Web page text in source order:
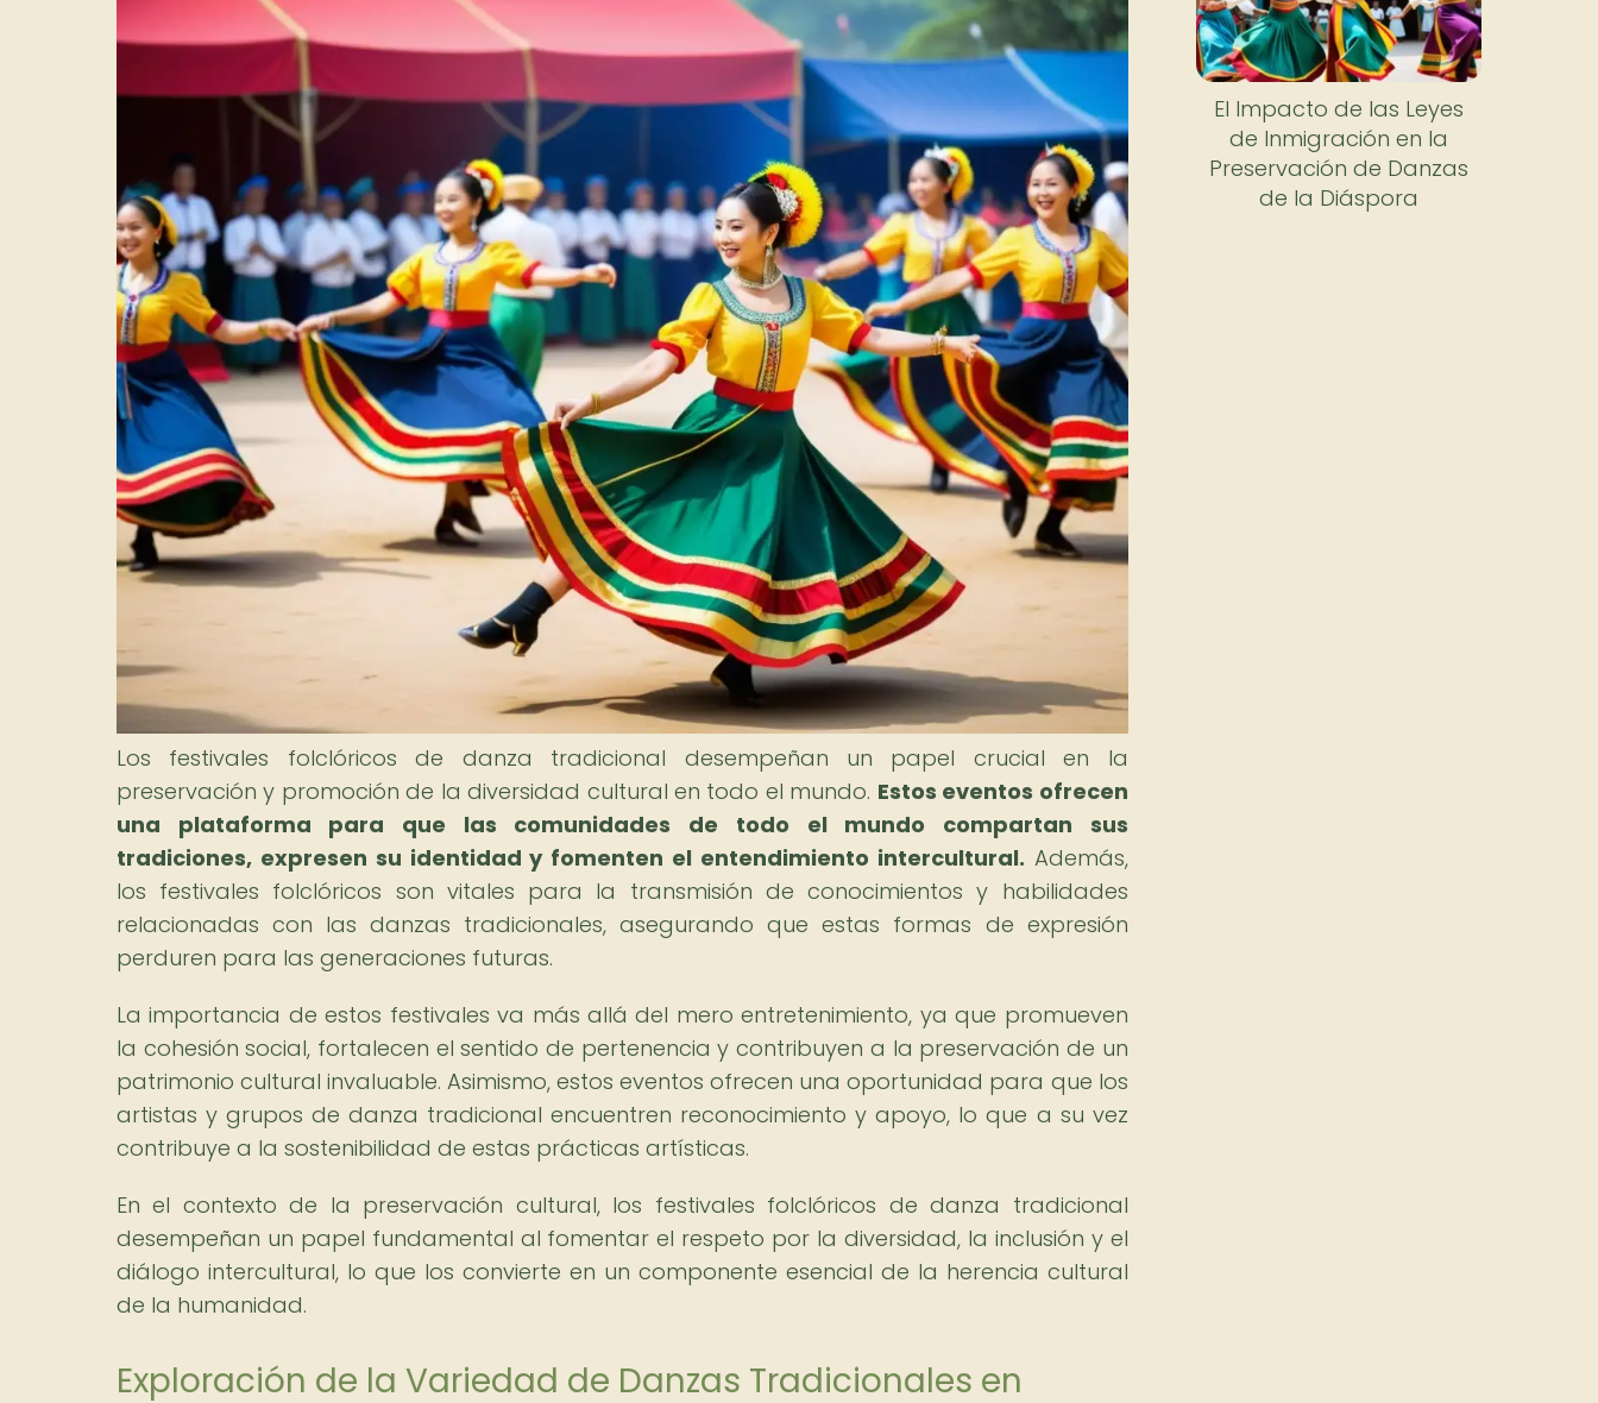
Los festivales folclóricos de danza tradicional desempeñan un papel crucial en la
preservación y promoción de la diversidad cultural en todo el mundo. Estos eventos ofrecen
una plataforma para que las comunidades de todo el mundo compartan sus
tradiciones, expresen su identidad y fomenten el entendimiento intercultural. Además,
los festivales folclóricos son vitales para la transmisión de conocimientos y habilidades
relacionadas con las danzas tradicionales, asegurando que estas formas de expresión
perduren para las generaciones futuras.
La importancia de estos festivales va más allá del mero entretenimiento, ya que promueven
la cohesión social, fortalecen el sentido de pertenencia y contribuyen a la preservación de un
patrimonio cultural invaluable. Asimismo, estos eventos ofrecen una oportunidad para que los
artistas y grupos de danza tradicional encuentren reconocimiento y apoyo, lo que a su vez
contribuye a la sostenibilidad de estas prácticas artísticas.
En el contexto de la preservación cultural, los festivales folclóricos de danza tradicional
desempeñan un papel fundamental al fomentar el respeto por la diversidad, la inclusión y el
diálogo intercultural, lo que los convierte en un componente esencial de la herencia cultural
de la humanidad.
Exploración de la Variedad de Danzas Tradicionales en
El Impacto de las Leyes
de Inmigración en la
Preservación de Danzas
de la Diáspora